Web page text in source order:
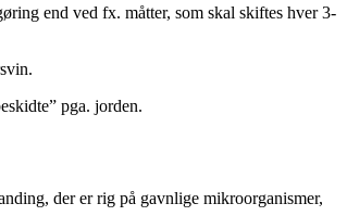
end ved fx. måtter, som skal skiftes hver 3-
pga. jorden.
der er rig på gavnlige mikroorganismer,